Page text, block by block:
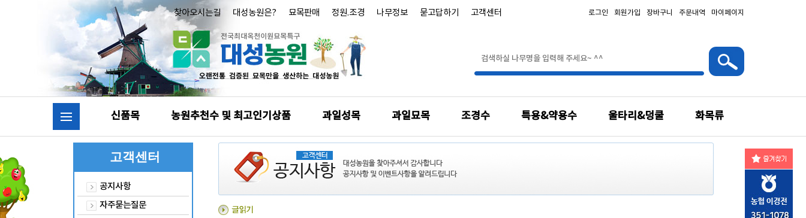
찾아오시는길 대성농원은? 묘목판매 정원.조경 나무정보 묻고답하기 고객센터 로그인 회원가입 장바구니 주문내역 마이페이지
신품목 농원추천수 및 최고인기상품 과일성목 과일묘목 조경수 특용&약용수 울타리&덩쿨 화목류
고객센터
공지사항
자주묻는질문